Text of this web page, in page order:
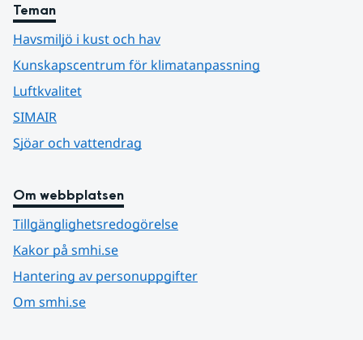
Teman
Havsmiljö i kust och hav
Kunskapscentrum för klimatanpassning
Luftkvalitet
SIMAIR
Sjöar och vattendrag
Om webbplatsen
Tillgänglighetsredogörelse
Kakor på smhi.se
Hantering av personuppgifter
Om smhi.se